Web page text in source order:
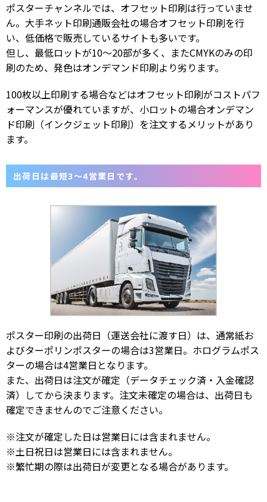
ポスターチャンネルでは、オフセット印刷は行っていませ
ん。大手ネット印刷通販会社の場合オフセット印刷を行
い、低価格で販売しているサイトも多いです。
但し、最低ロットが10〜20部が多く、またCMYKのみの印
刷のため、発色はオンデマンド印刷より劣ります。
100枚以上印刷する場合などはオフセット印刷がコストパフ
ォーマンスが優れていますが、小ロットの場合オンデマン
ド印刷（インクジェット印刷）を注文するメリットがあり
ます。
出荷日は最短3〜4営業日です。
ポスター印刷の出荷日（運送会社に渡す日）は、通常紙お
よびターポリンポスターの場合は3営業日。ホログラムポス
ターの場合は4営業日となります。
また、出荷日は注文が確定（データチェック済・入金確認
済）してから決まります。注文未確定の場合は、出荷日も
確定できませんのでご注意ください。
※注文が確定した日は営業日には含まれません。
※土日祝日は営業日には含まれません。
※繁忙期の際は出荷日が変更となる場合があります。